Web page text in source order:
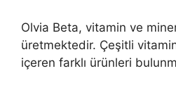
Olvia Beta, vitamin ve
üretmektedir. Çeşitli
içeren farklı ürünleri